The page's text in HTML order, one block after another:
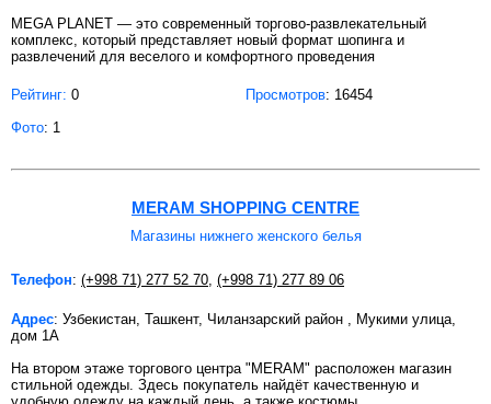
MEGA PLANET — это современный торгово-развлекательный
комплекс, который представляет новый формат шопинга и
развлечений для веселого и комфортного проведения
Рейтинг: 0 Просмотров: 16454
Фото: 1
MERAM SHOPPING CENTRE
Магазины нижнего женского белья
Телефон: (+998 71) 277 52 70 (+998 71) 277 89 06
Адрес: Узбекистан, Ташкент, Чиланзарский район , Мукими улица,
дом 1А
На втором этаже торгового центра "MERAM" расположен магазин
стильной одежды. Здесь покупатель найдёт качественную и